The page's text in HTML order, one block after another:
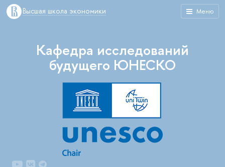
Меню
Высшая школа экономики
Кафедра исследований
будущего ЮНЕСКО